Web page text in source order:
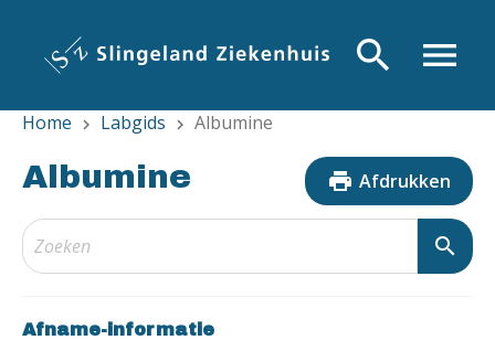
inhoud
menu
search
Home chevron_right Labgids chevron_right Albumine
Albumine print Afdrukken
search
Afname-informatie